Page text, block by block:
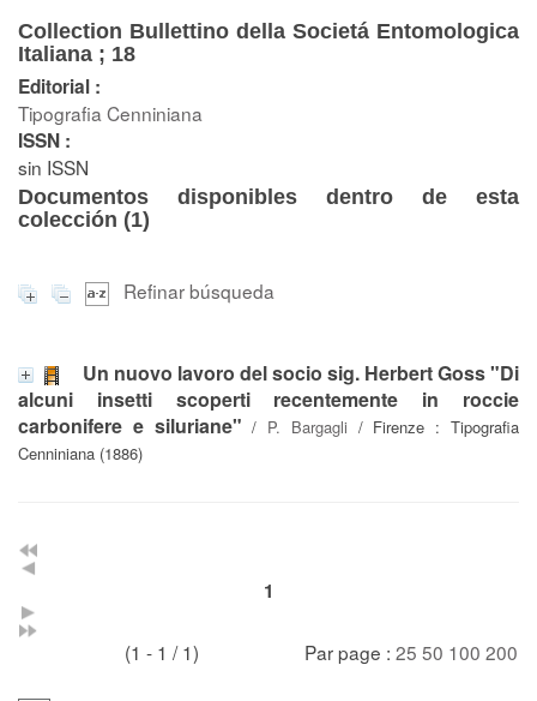
Collection Bullettino della Societá Entomologica
Italiana ; 18
Editorial :
Tipografia Cenniniana
ISSN :
sin ISSN
Documentos disponibles dentro de esta
colección (1)
Refinar búsqueda
Un nuovo lavoro del socio sig. Herbert Goss "Di
alcuni insetti scoperti recentemente in roccie
carbonifere e siluriane" / P. Bargagli / Firenze : Tipografia
Cenniniana (1886)
1
(1 - 1 / 1) Par page : 25 50 100 200